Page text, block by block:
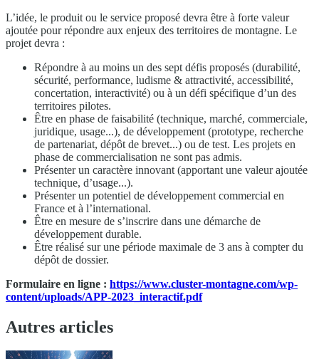
L’idée, le produit ou le service proposé devra être à forte valeur
ajoutée pour répondre aux enjeux des territoires de montagne. Le
projet devra :
Répondre à au moins un des sept défis proposés (durabilité,
sécurité, performance, ludisme & attractivité, accessibilité,
concertation, interactivité) ou à un défi spécifique d’un des
territoires pilotes.
Être en phase de faisabilité (technique, marché, commerciale,
juridique, usage...), de développement (prototype, recherche
de partenariat, dépôt de brevet...) ou de test. Les projets en
phase de commercialisation ne sont pas admis.
Présenter un caractère innovant (apportant une valeur ajoutée
technique, d’usage...).
Présenter un potentiel de développement commercial en
France et à l’international.
Être en mesure de s’inscrire dans une démarche de
développement durable.
Être réalisé sur une période maximale de 3 ans à compter du
dépôt de dossier.
Formulaire en ligne : https://www.cluster-montagne.com/wp-
content/uploads/APP-2023_interactif.pdf
Autres articles